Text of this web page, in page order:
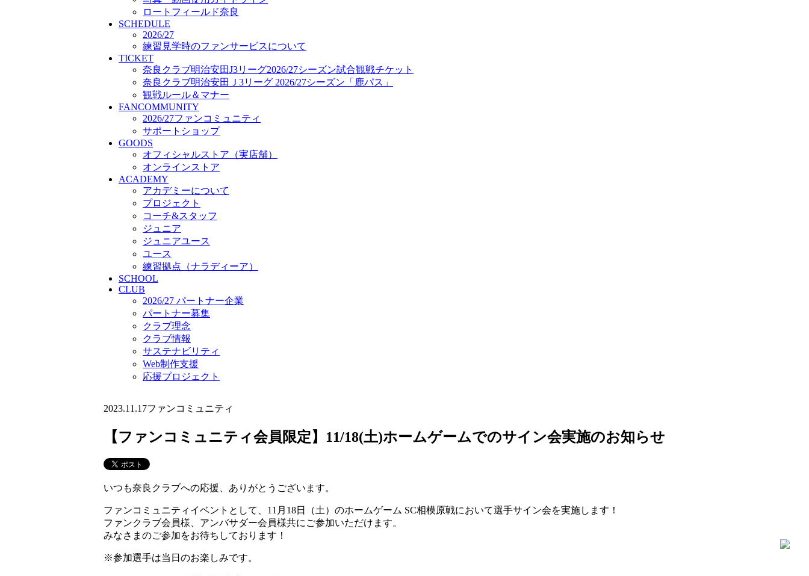
プロジェクト
コーチ&スタッフ
ジュニア
ジュニアユース
ユース
練習拠点（ナラディーア）
SCHOOL
CLUB
2026/27 パートナー企業
パートナー募集
クラブ理念
クラブ情報
サステナビリティ
Web制作支援
応援プロジェクト
ロートフィールド奈良
SCHEDULE
2026/27
練習見学時のファンサービスについて
TICKET
奈良クラブ明治安田J3リーグ2026/27シーズン試合観戦チケット
奈良クラブ明治安田Ｊ3リーグ 2026/27シーズン「鹿パス」
観戦ルール＆マナー
FANCOMMUNITY
2026/27ファンコミュニティ
サポートショップ
GOODS
オフィシャルストア（実店舗）
オンラインストア
ACADEMY
アカデミーについて
プロジェクト
コーチ&スタッフ
ジュニア
ジュニアユース
ユース
練習拠点（ナラディーア）
SCHOOL
CLUB
2026/27 パートナー企業
パートナー募集
クラブ理念
クラブ情報
サステナビリティ
Web制作支援
応援プロジェクト
2023.11.17ファンコミュニティ
【ファンコミュニティ会員限定】11/18(土)ホームゲームでのサイン会実施のお知らせ
いつも奈良クラブへの応援、ありがとうございます。
ファンコミュニティイベントとして、11月18日（土）のホームゲーム SC相模原戦において選手サイン会を実施します！
ファンクラブ会員様、アンバサダー会員様共にご参加いただけます。
みなさまのご参加をお待ちしております！
※参加選手は当日のお楽しみです。